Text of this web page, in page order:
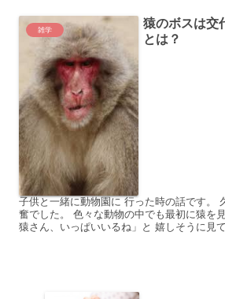
雑学
猿のボスは交
とは？
子供と一緒に動物園に 行った時の話です。
奮でした。 色々な動物の中でも最初に猿を
猿さん、いっぱいいるね」と 嬉しそうに見